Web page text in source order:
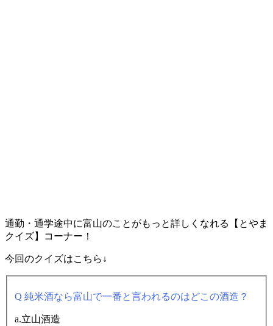
通勤・通学途中に富山のことがもっと詳しくなれる【とやま
クイズ】コーナー！
今回のクイズはこちら↓
Q 純米酒なら富山で一番と言われるのはどこの酒造？
a.立山酒造